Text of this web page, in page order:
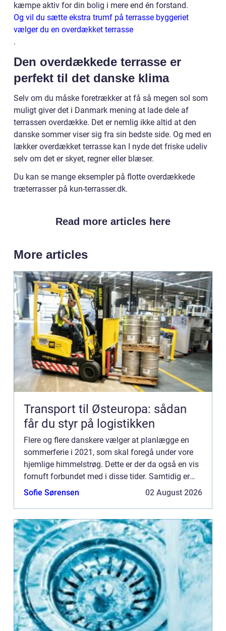
kæmpe aktiv for din bolig i mere end én forstand.
Og vil du sætte ekstra trumf på terrasse byggeriet
vælger du en overdækket terrasse
.
Den overdækkede terrasse er
perfekt til det danske klima
Selv om du måske foretrækker at få så megen sol som
muligt giver det i Danmark mening at lade dele af
terrassen overdække. Det er nemlig ikke altid at den
danske sommer viser sig fra sin bedste side. Og med en
lækker overdækket terrasse kan I nyde det friske udeliv
selv om det er skyet, regner eller blæser.
Du kan se mange eksempler på flotte overdækkede
træterrasser på kun-terrasser.dk.
Read more articles here
More articles
Transport til Østeuropa: sådan
får du styr på logistikken
Flere og flere danskere vælger at planlægge en
sommerferie i 2021, som skal foregå under vore
hjemlige himmelstrøg. Dette er der da også en vis
fornuft forbundet med i disse tider. Samtidig er
Danmark et herligt sommerland, og et ganske fint
Sofie Sørensen 02 August 2026